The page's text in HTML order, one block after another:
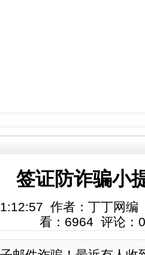
签证防诈骗小
作者：丁丁网
看：6964 评论：0